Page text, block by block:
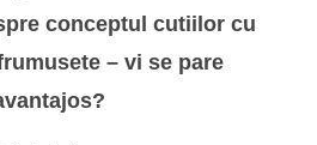
conceptul cutiilor cu
– vi se pare